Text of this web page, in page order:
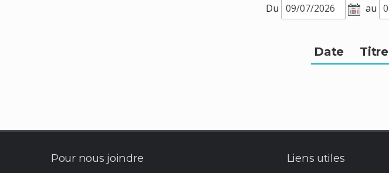
Du au
Date Titre
Pour nous joindre Liens utiles